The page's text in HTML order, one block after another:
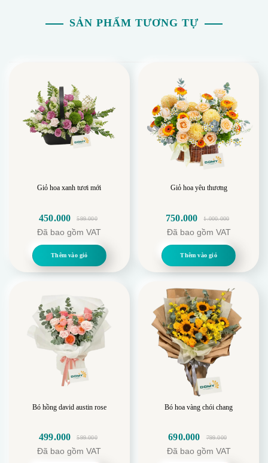
SẢN PHẨM TƯƠNG TỰ
Giỏ hoa xanh tươi mới
599.000
gốc
450.000
hiện
450.000.
Đã bao gồm VAT
Thêm vào giỏ
Giỏ hoa yêu thương
1.000.000
gốc
là:
1.000.000.
750.000
hiện
tại
là:
750.000.
Đã bao gồm VAT
Thêm vào giỏ
Bó hồng david austin rose
599.000
gốc
499.000
hiện
Đã bao gồm VAT
Bó hoa vàng chói chang
799.000
gốc
690.000
hiện
Đã bao gồm VAT